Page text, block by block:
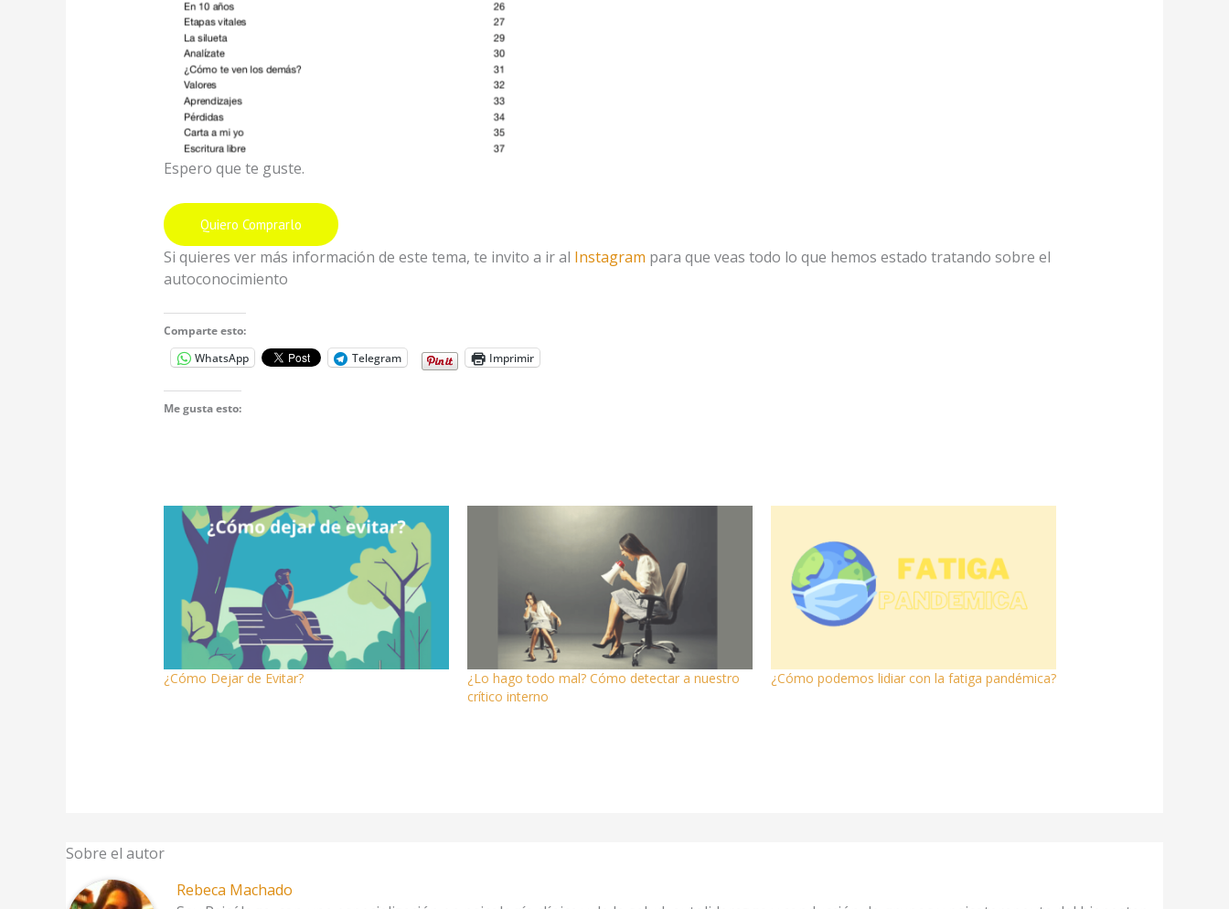
Espero que te guste.
Quiero Comprarlo
Si quieres ver más información de este tema, te invito a ir al Instagram para que veas todo lo que hemos estado tratando sobre el
autoconocimiento
Comparte esto:
WhatsApp
Telegram Imprimir
Me gusta esto:
¿Cómo Dejar de Evitar?
¿Lo hago todo mal? Cómo detectar a nuestro
crítico interno
¿Cómo podemos lidiar con la fatiga pandémica?
Sobre el autor
Rebeca Machado